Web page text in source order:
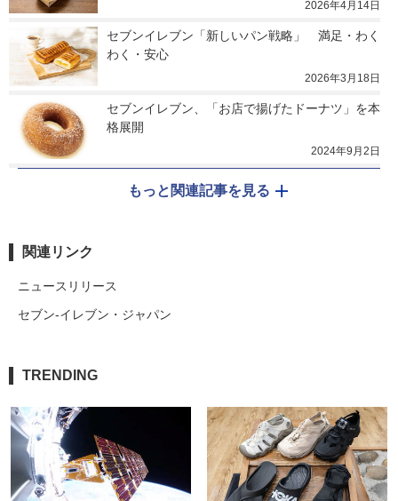
2026年4月14日
セブンイレブン「新しいパン戦略」　満足・わく
わく・安心
2026年3月18日
セブンイレブン、「お店で揚げたドーナツ」を本
格展開
2024年9月2日
もっと関連記事を見る
関連リンク
ニュースリリース
セブン-イレブン・ジャパン
TRENDING